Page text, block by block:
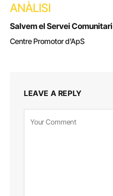
ANÀLISI
Salvem el Servei Comunitari
Centre Promotor d’ApS
LEAVE A REPLY